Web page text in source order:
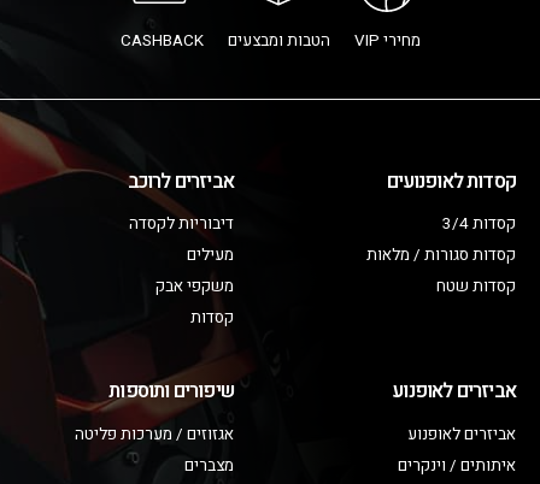
מחירי VIP הטבות ומבצעים CASHBACK
קסדות לאופנועים
קסדות 3/4
קסדות סגורות / מלאות
קסדות שטח
אביזרים לרוכב
דיבוריות לקסדה
מעילים
משקפי אבק
קסדות
אביזרים לאופנוע
אביזרים לאופנוע
איתותים / וינקרים
שיפורים ותוספות
אגזוזים / מערכות פליטה
מצברים